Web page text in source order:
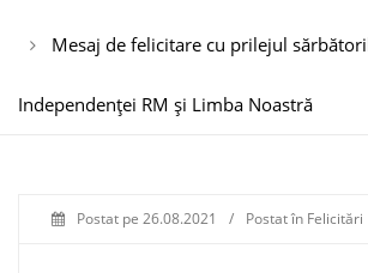
Mesaj de felicitare cu prilejul
Independenței RM și Limba Noastră
Postat pe 26.08.2021 / Postat în Felicitări